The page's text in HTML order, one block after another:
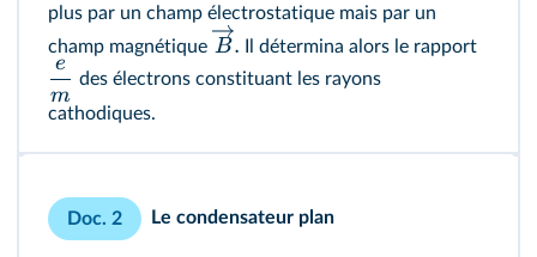
plus par un champ électrostatique mais par un
champ magnétique B. Il détermina alors le rapport
m
e
des électrons constituant les rayons
cathodiques.
Doc. 2 Le condensateur plan